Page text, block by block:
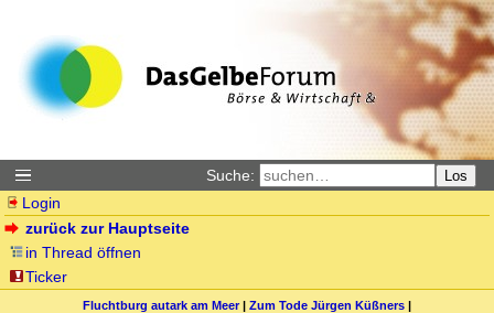
Suche: Los
Login
zurück zur Hauptseite
in Thread öffnen
Ticker
Fluchtburg autark am Meer| Zum Tode Jürgen Küßners |